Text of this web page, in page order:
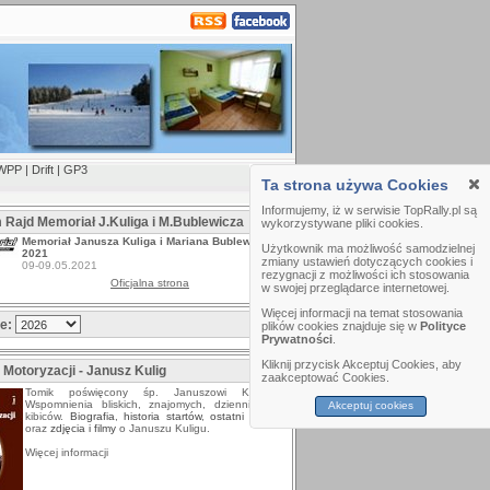
| Drift | GP3
Rajd Memoriał J.Kuliga i M.Bublewicza
Memoriał Janusza Kuliga i Mariana Bublewicza
2021
09-09.05.2021
Oficjalna strona
Motoryzacji - Janusz Kulig
Tomik poświęcony śp. Januszowi Kuligowi.
Wspomnienia bliskich, znajomych, dziennikarzy i
kibiców. Biografia ,historia startów,ostatni wywiad
oraz zdjęcia i filmy o Januszu Kuligu.
Więcej informacji
Ta strona używa Cookies
Informujemy, iż w serwisie TopRally.pl są
wykorzystywane pliki cookies.
Użytkownik ma możliwość samodzielnej
zmiany ustawień dotyczących cookies i
rezygnacji z możliwości ich stosowania
w swojej przeglądarce internetowej.
Więcej informacji na temat stosowania
plików cookies znajduje się w Polityce
Prywatności
Kliknij przycisk Akceptuj Cookies, aby
zaakceptować Cookies.
Akceptuj cookies